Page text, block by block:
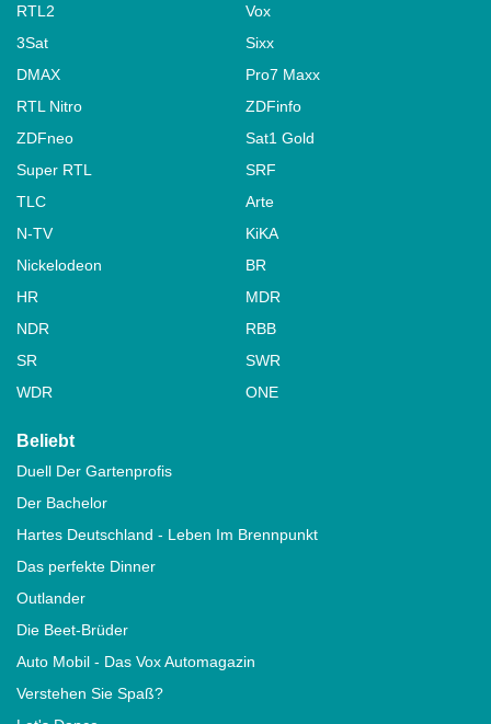
RTL2
Vox
3Sat
Sixx
DMAX
Pro7 Maxx
RTL Nitro
ZDFinfo
ZDFneo
Sat1 Gold
Super RTL
SRF
TLC
Arte
N-TV
KiKA
Nickelodeon
BR
HR
MDR
NDR
RBB
SR
SWR
WDR
ONE
Beliebt
Duell Der Gartenprofis
Der Bachelor
Hartes Deutschland - Leben Im Brennpunkt
Das perfekte Dinner
Outlander
Die Beet-Brüder
Auto Mobil - Das Vox Automagazin
Verstehen Sie Spaß?